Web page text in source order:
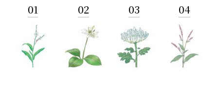
01 02 03 04